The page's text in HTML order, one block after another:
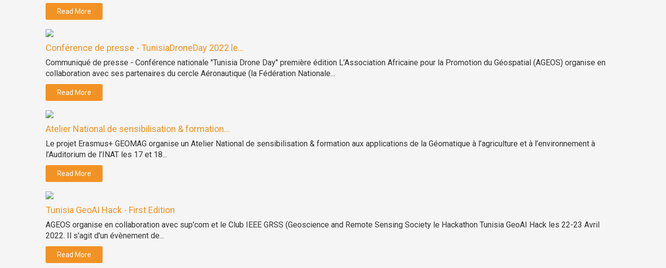
Read More
Conférence de presse - TunisiaDroneDay 2022 le...
Communiqué de presse - Conférence nationale "Tunisia Drone Day" première édition L’Association Africaine pour la Promotion du Géospatial (AGEOS) organise en
collaboration avec ses partenaires du cercle Aéronautique (la Fédération Nationale...
Read More
Atelier National de sensibilisation & formation...
Le projet Erasmus+ GEOMAG organise un Atelier National de sensibilisation & formation aux applications de la Géomatique à l’agriculture et à l’environnement à
l’Auditorium de l’INAT les 17 et 18...
Read More
Tunisia GeoAI Hack - First Edition
AGEOS organise en collaboration avec sup'com et le Club IEEE GRSS (Geoscience and Remote Sensing Society le Hackathon Tunisia GeoAI Hack les 22-23 Avril
2022. Il s'agit d'un évènement de...
Read More